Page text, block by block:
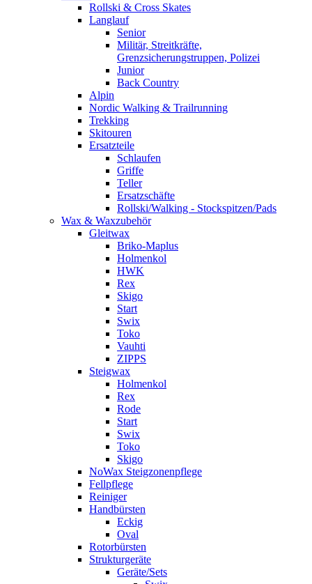
Rollski & Cross Skates
Langlauf
Senior
Militär, Streitkräfte,
Grenzsicherungstruppen, Polizei
Junior
Back Country
Alpin
Nordic Walking & Trailrunning
Trekking
Skitouren
Ersatzteile
Schlaufen
Griffe
Teller
Ersatzschäfte
Rollski/Walking - Stockspitzen/Pads
Wax & Waxzubehör
Gleitwax
Briko-Maplus
Holmenkol
HWK
Rex
Skigo
Start
Swix
Toko
Vauhti
ZIPPS
Steigwax
Holmenkol
Rex
Rode
Start
Swix
Toko
Skigo
NoWax Steigzonenpflege
Fellpflege
Reiniger
Handbürsten
Eckig
Oval
Rotorbürsten
Strukturgeräte
Geräte/Sets